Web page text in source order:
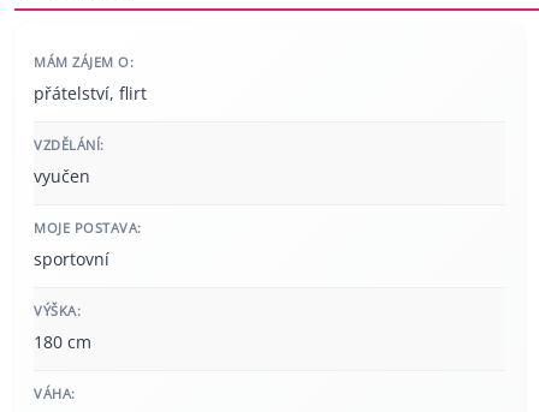
MÁM ZÁJEM O:
přátelství, flirt
VZDĚLÁNÍ:
vyučen
MOJE POSTAVA:
sportovní
VÝŠKA:
180 cm
VÁHA: